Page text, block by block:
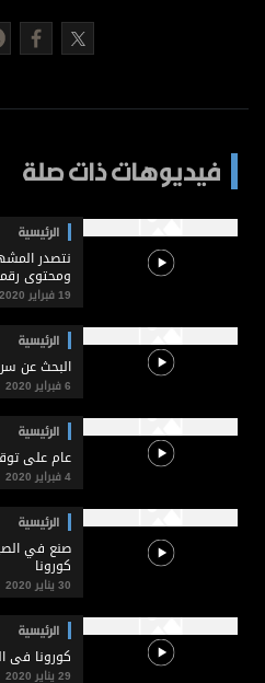
الأحوال الجوية
فيديوهات ذات صلة
الرئيسية
نتصدر
ومحتوى
19 فبراير 2020
الرئيسية
البحث عن سر
6 فبراير 2020
الرئيسية
عام على
4 فبراير 2020
الرئيسية
صنع في
كورونا
30 يناير 2020
الرئيسية
كورونا في
29 يناير 2020